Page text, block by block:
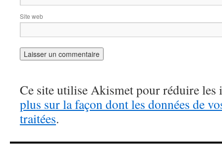
Site web
Ce site utilise Akismet pour réduire les
plus sur la façon dont les données de
traitées.